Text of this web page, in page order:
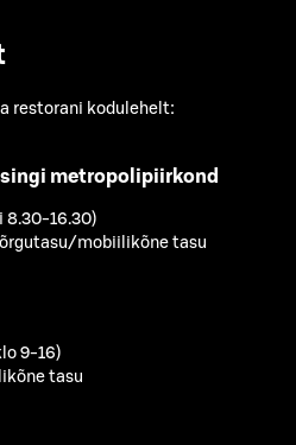
restorani kodulehelt:
metropolipiirkond
8.30-16.30)
mobiilikõne tasu
9-16)
tasu